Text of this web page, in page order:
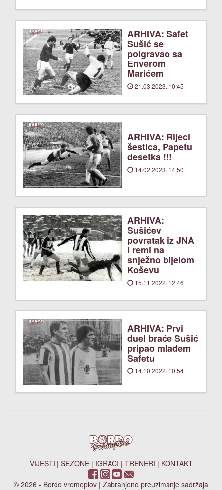
ARHIVA: Safet
Sušić se
poigravao sa
Enverom
Marićem
21.03.2023. 10:45
ARHIVA: Rijeci
šestica, Papetu
desetka !!!
14.02.2023. 14:50
ARHIVA:
Sušićev
povratak iz JNA
i remi na
snježno bijelom
Koševu
15.11.2022. 12:46
ARHIVA: Prvi
duel braće Sušić
pripao mlađem
Safetu
14.10.2022. 10:54
VIJESTI | SEZONE| IGRAČI | TRENERI | KONTAKT
© 2026 - Bordo vremeplov | Zabranjeno preuzimanje sadržaja